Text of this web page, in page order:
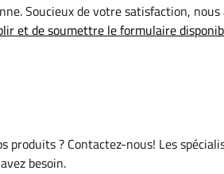
Soucieux de votre satisfaction,
et de soumettre le formulaire
produits ? Contactez-nous! Les
besoin.